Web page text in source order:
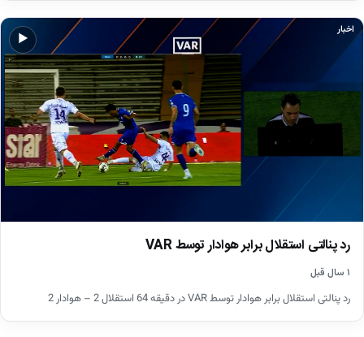
▶
اخبار
رد پنالتی استقلال برابر هوادار توسط VAR
۱ سال قبل
رد پنالتی استقلال برابر هوادار توسط VAR در دقیقه 64 استقلال 2 – هوادار 2